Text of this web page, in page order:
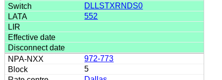
DLLSTXRNDS0
552
972-773
5